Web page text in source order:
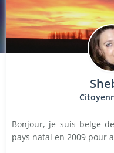
Bonjour, je suis belge
pays natal en 2009 pour